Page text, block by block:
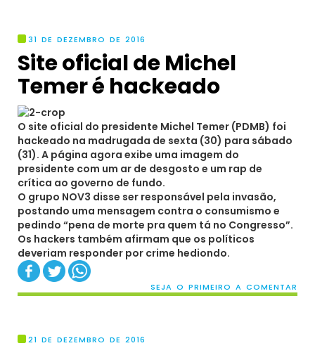
31 DE DEZEMBRO DE 2016
Site oficial de Michel
Temer é hackeado
O site oficial do presidente Michel Temer (PDMB) foi
hackeado na madrugada de sexta (30) para sábado
(31). A página agora exibe uma imagem do
presidente com um ar de desgosto e um rap de
crítica ao governo de fundo.
O grupo NOV3 disse ser responsável pela invasão,
postando uma mensagem contra o consumismo e
pedindo “pena de morte pra quem tá no Congresso”.
Os hackers também afirmam que os políticos
deveriam responder por crime hediondo.
SEJA O PRIMEIRO A COMENTAR
21 DE DEZEMBRO DE 2016